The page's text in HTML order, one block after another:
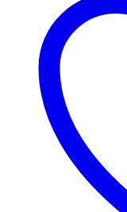
quantity